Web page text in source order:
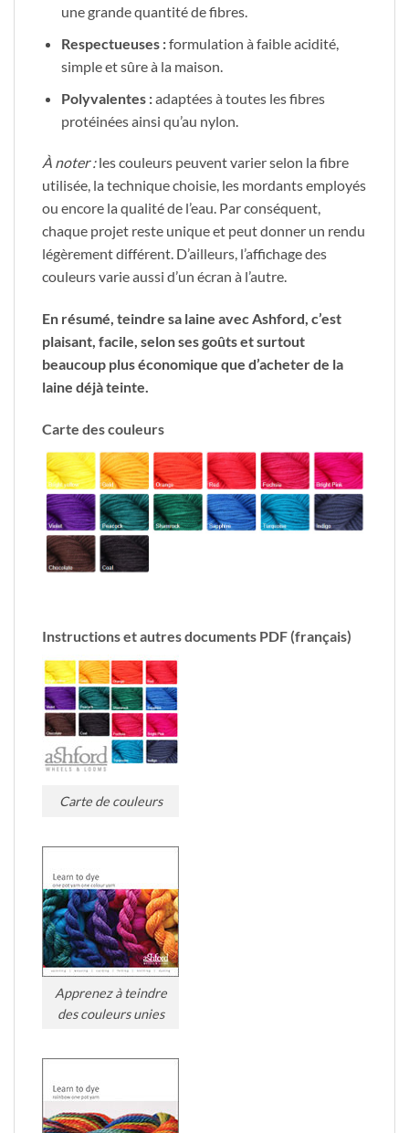
une grande quantité de fibres.
Respectueuses :formulation à faible acidité,
simple et sûre à la maison.
Polyvalentes :adaptées à toutes les fibres
protéinées ainsi qu’au nylon.
À noter :les couleurs peuvent varier selon la fibre
utilisée, la technique choisie, les mordants employés
ou encore la qualité de l’eau. Par conséquent,
chaque projet reste unique et peut donner un rendu
légèrement différent. D’ailleurs, l’affichage des
couleurs varie aussi d’un écran à l’autre.
En résumé, teindre sa laine avec Ashford, c’est
plaisant, facile, selon ses goûts et surtout
beaucoup plus économique que d’acheter de la
laine déjà teinte.
Carte des couleurs
Instructions et autres documents PDF (français)
Carte de couleurs
Apprenez à teindre
des couleurs unies